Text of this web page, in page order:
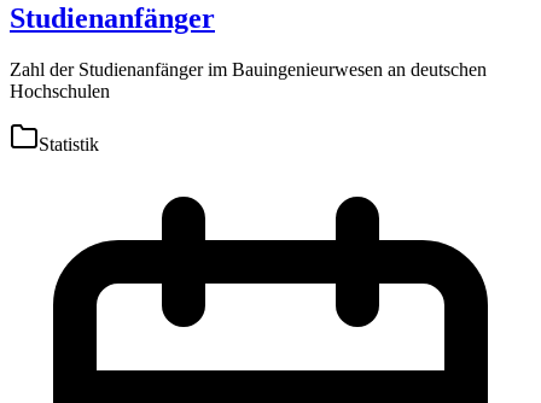
Studienanfänger
Zahl der Studienanfänger im Bauingenieurwesen an deutschen
Hochschulen
Statistik